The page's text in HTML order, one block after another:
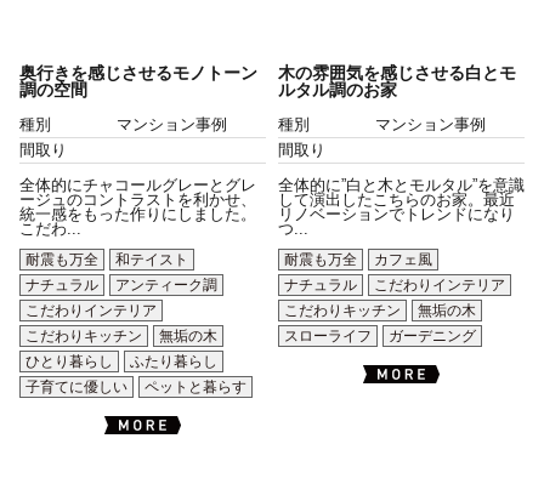
奥行きを感じさせるモノトーン
調の空間
種別
マンション事例
間取り
全体的にチャコールグレーとグレ
ージュのコントラストを利かせ、
統一感をもった作りにしました。
こだわ...
耐震も万全
和テイスト
ナチュラル
アンティーク調
こだわりインテリア
こだわりキッチン
無垢の木
ひとり暮らし
ふたり暮らし
子育てに優しい
ペットと暮らす
木の雰囲気を感じさせる白とモ
ルタル調のお家
種別
マンション事例
間取り
全体的に”白と木とモルタル”を意識
して演出したこちらのお家。最近
リノベーションでトレンドになり
つ...
耐震も万全
カフェ風
ナチュラル
こだわりインテリア
こだわりキッチン
無垢の木
スローライフ
ガーデニング